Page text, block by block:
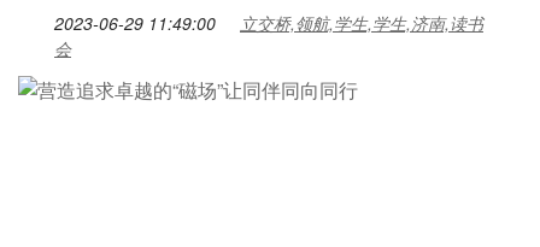
2023-06-29 11:49:00
立交桥,领航,学生,学生,济南,读书
会